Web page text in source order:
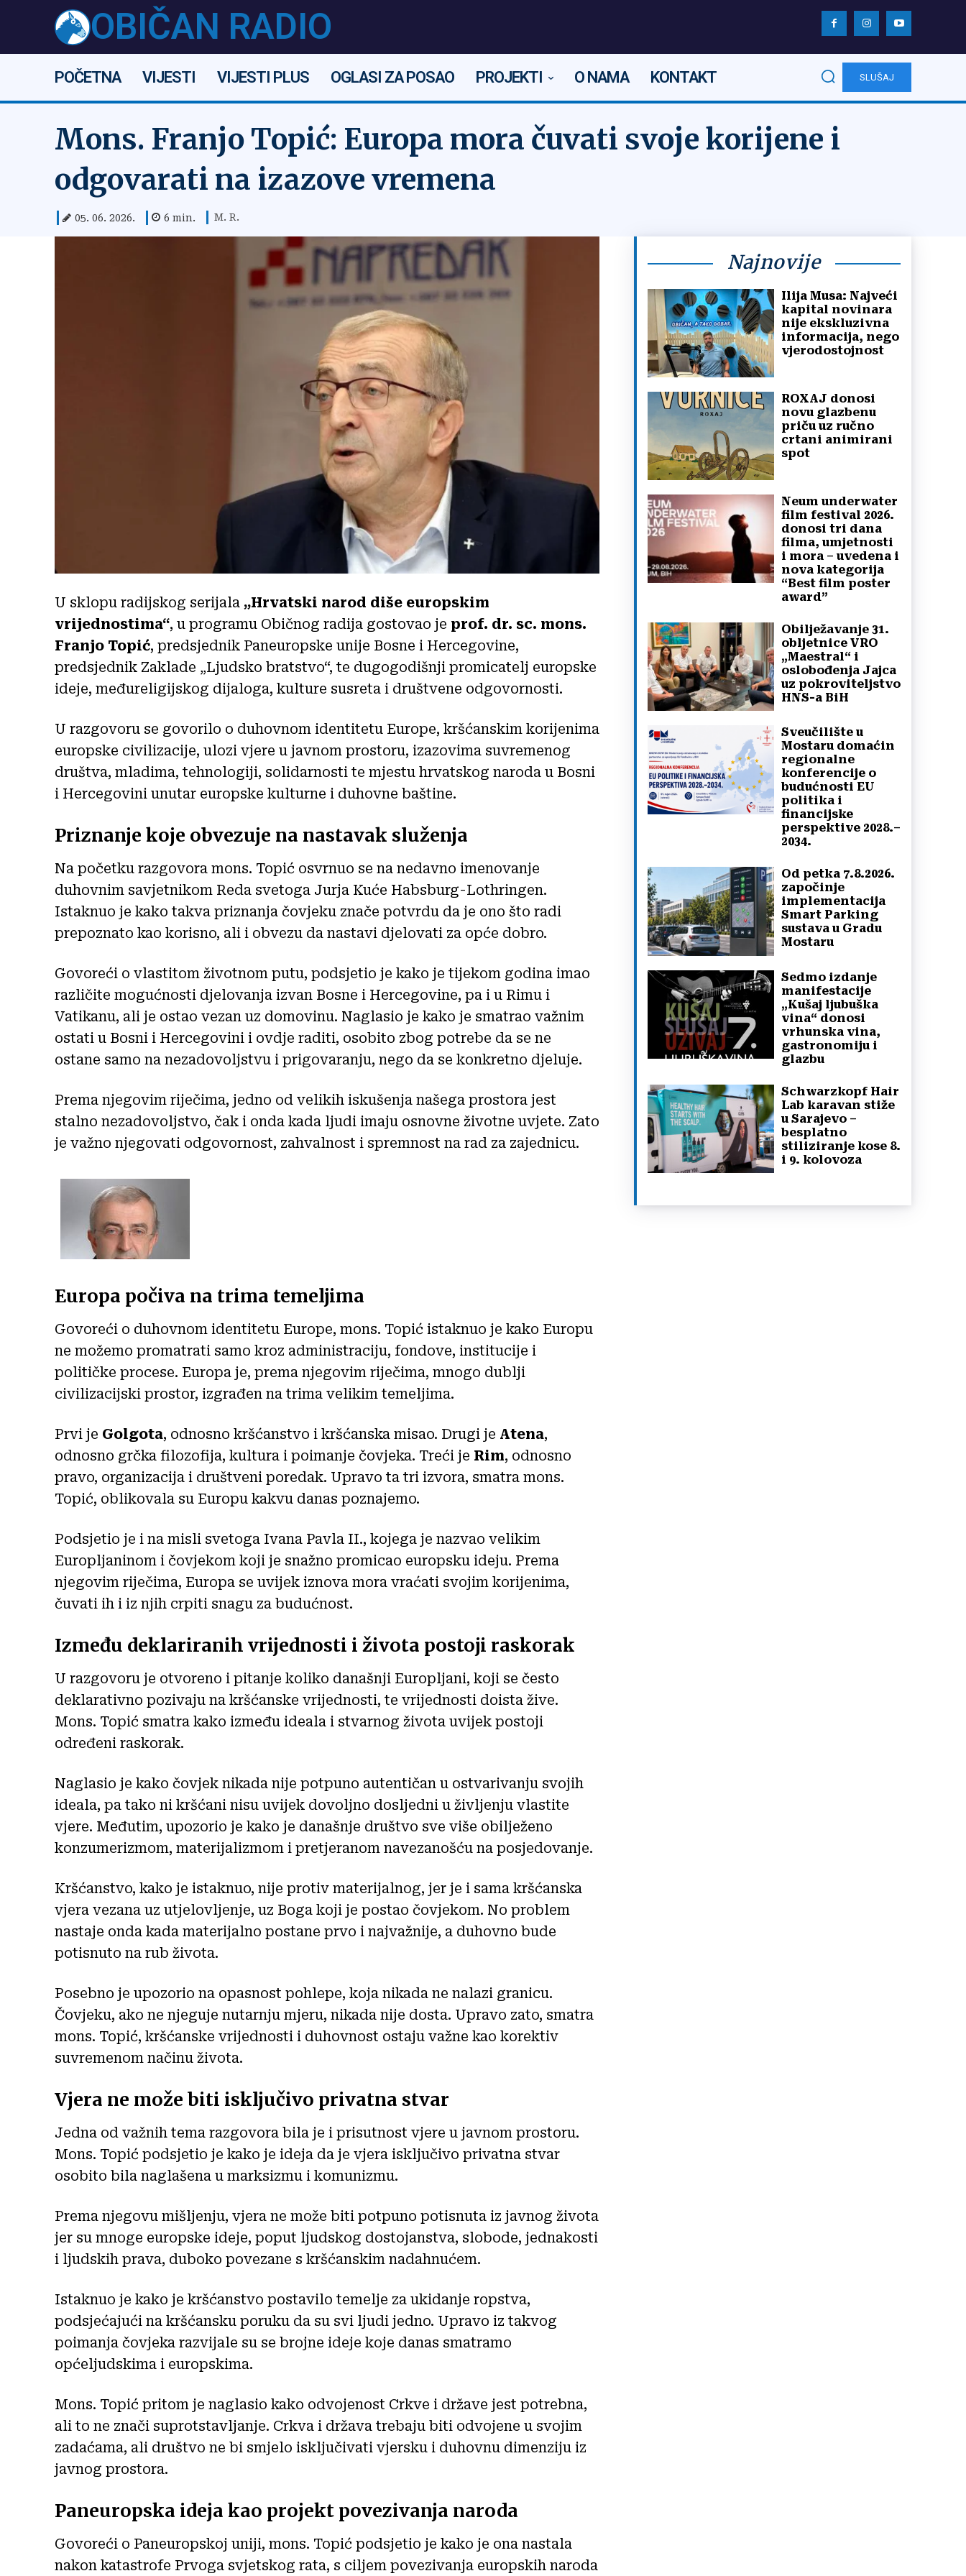
OBIČAN RADIO
POČETNA VIJESTI VIJESTI PLUS OGLASI ZA POSAO PROJEKTI O NAMA KONTAKT SLUŠAJ
Mons. Franjo Topić: Europa mora čuvati svoje korijene i
odgovarati na izazove vremena
05. 06. 2026. 6 min. M. R.
U sklopu radijskog serijala „Hrvatski narod diše europskim
vrijednostima“, u programu Običnog radija gostovao je prof. dr. sc. mons.
Franjo Topić, predsjednik Paneuropske unije Bosne i Hercegovine,
predsjednik Zaklade „Ljudsko bratstvo“, te dugogodišnji promicatelj europske
ideje, međureligijskog dijaloga, kulture susreta i društvene odgovornosti.
U razgovoru se govorilo o duhovnom identitetu Europe, kršćanskim korijenima
europske civilizacije, ulozi vjere u javnom prostoru, izazovima suvremenog
društva, mladima, tehnologiji, solidarnosti te mjestu hrvatskog naroda u Bosni
i Hercegovini unutar europske kulturne i duhovne baštine.
Priznanje koje obvezuje na nastavak služenja
Na početku razgovora mons. Topić osvrnuo se na nedavno imenovanje
duhovnim savjetnikom Reda svetoga Jurja Kuće Habsburg-Lothringen.
Istaknuo je kako takva priznanja čovjeku znače potvrdu da je ono što radi
prepoznato kao korisno, ali i obvezu da nastavi djelovati za opće dobro.
Govoreći o vlastitom životnom putu, podsjetio je kako je tijekom godina imao
različite mogućnosti djelovanja izvan Bosne i Hercegovine, pa i u Rimu i
Vatikanu, ali je ostao vezan uz domovinu. Naglasio je kako je smatrao važnim
ostati u Bosni i Hercegovini i ovdje raditi, osobito zbog potrebe da se ne
ostane samo na nezadovoljstvu i prigovaranju, nego da se konkretno djeluje.
Prema njegovim riječima, jedno od velikih iskušenja našega prostora jest
stalno nezadovoljstvo, čak i onda kada ljudi imaju osnovne životne uvjete. Zato
je važno njegovati odgovornost, zahvalnost i spremnost na rad za zajednicu.
Europa počiva na trima temeljima
Govoreći o duhovnom identitetu Europe, mons. Topić istaknuo je kako Europu
ne možemo promatrati samo kroz administraciju, fondove, institucije i
političke procese. Europa je, prema njegovim riječima, mnogo dublji
civilizacijski prostor, izgrađen na trima velikim temeljima.
Prvi je Golgota, odnosno kršćanstvo i kršćanska misao. Drugi je Atena,
odnosno grčka filozofija, kultura i poimanje čovjeka. Treći je Rim, odnosno
pravo, organizacija i društveni poredak. Upravo ta tri izvora, smatra mons.
Topić, oblikovala su Europu kakvu danas poznajemo.
Podsjetio je i na misli svetoga Ivana Pavla II., kojega je nazvao velikim
Europljaninom i čovjekom koji je snažno promicao europsku ideju. Prema
njegovim riječima, Europa se uvijek iznova mora vraćati svojim korijenima,
čuvati ih i iz njih crpiti snagu za budućnost.
Između deklariranih vrijednosti i života postoji raskorak
U razgovoru je otvoreno i pitanje koliko današnji Europljani, koji se često
deklarativno pozivaju na kršćanske vrijednosti, te vrijednosti doista žive.
Mons. Topić smatra kako između ideala i stvarnog života uvijek postoji
određeni raskorak.
Naglasio je kako čovjek nikada nije potpuno autentičan u ostvarivanju svojih
ideala, pa tako ni kršćani nisu uvijek dovoljno dosljedni u življenju vlastite
vjere. Međutim, upozorio je kako je današnje društvo sve više obilježeno
konzumerizmom, materijalizmom i pretjeranom navezanošću na posjedovanje.
Kršćanstvo, kako je istaknuo, nije protiv materijalnog, jer je i sama kršćanska
vjera vezana uz utjelovljenje, uz Boga koji je postao čovjekom. No problem
nastaje onda kada materijalno postane prvo i najvažnije, a duhovno bude
potisnuto na rub života.
Posebno je upozorio na opasnost pohlepe, koja nikada ne nalazi granicu.
Čovjeku, ako ne njeguje nutarnju mjeru, nikada nije dosta. Upravo zato, smatra
mons. Topić, kršćanske vrijednosti i duhovnost ostaju važne kao korektiv
suvremenom načinu života.
Vjera ne može biti isključivo privatna stvar
Jedna od važnih tema razgovora bila je i prisutnost vjere u javnom prostoru.
Mons. Topić podsjetio je kako je ideja da je vjera isključivo privatna stvar
osobito bila naglašena u marksizmu i komunizmu.
Prema njegovu mišljenju, vjera ne može biti potpuno potisnuta iz javnog života
jer su mnoge europske ideje, poput ljudskog dostojanstva, slobode, jednakosti
i ljudskih prava, duboko povezane s kršćanskim nadahnućem.
Istaknuo je kako je kršćanstvo postavilo temelje za ukidanje ropstva,
podsjećajući na kršćansku poruku da su svi ljudi jedno. Upravo iz takvog
poimanja čovjeka razvijale su se brojne ideje koje danas smatramo
općeljudskima i europskima.
Mons. Topić pritom je naglasio kako odvojenost Crkve i države jest potrebna,
ali to ne znači suprotstavljanje. Crkva i država trebaju biti odvojene u svojim
zadaćama, ali društvo ne bi smjelo isključivati vjersku i duhovnu dimenziju iz
javnog prostora.
Paneuropska ideja kao projekt povezivanja naroda
Govoreći o Paneuropskoj uniji, mons. Topić podsjetio je kako je ona nastala
nakon katastrofe Prvoga svjetskog rata, s ciljem povezivanja europskih naroda
Najnovije
Ilija Musa: Najveći
kapital novinara
nije ekskluzivna
informacija, nego
vjerodostojnost
ROXAJ donosi
novu glazbenu
priču uz ručno
crtani animirani
spot
Neum underwater
film festival 2026.
donosi tri dana
filma, umjetnosti
i mora – uvedena i
nova kategorija
“Best film poster
award”
Obilježavanje 31.
obljetnice VRO
„Maestral“ i
oslobođenja Jajca
uz pokroviteljstvo
HNS-a BiH
Sveučilište u
Mostaru domaćin
regionalne
konferencije o
budućnosti EU
politika i
financijske
perspektive 2028.–
2034.
Od petka 7.8.2026.
započinje
implementacija
Smart Parking
sustava u Gradu
Mostaru
Sedmo izdanje
manifestacije
„Kušaj ljubuška
vina“ donosi
vrhunska vina,
gastronomiju i
glazbu
Schwarzkopf Hair
Lab karavan stiže
u Sarajevo –
besplatno
stiliziranje kose 8.
i 9. kolovoza